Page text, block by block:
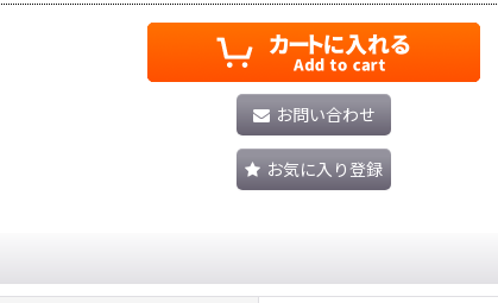
お問い合わせ
お気に入り登録